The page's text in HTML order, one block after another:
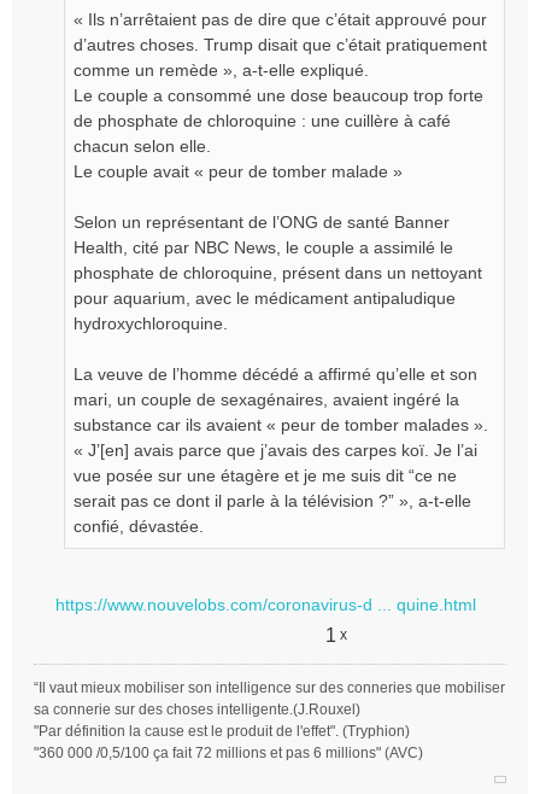
« Ils n’arrêtaient pas de dire que c’était approuvé pour
d’autres choses. Trump disait que c’était pratiquement
comme un remède », a-t-elle expliqué.
Le couple a consommé une dose beaucoup trop forte
de phosphate de chloroquine : une cuillère à café
chacun selon elle.
Le couple avait « peur de tomber malade »
Selon un représentant de l’ONG de santé Banner
Health, cité par NBC News, le couple a assimilé le
phosphate de chloroquine, présent dans un nettoyant
pour aquarium, avec le médicament antipaludique
hydroxychloroquine.
La veuve de l’homme décédé a affirmé qu’elle et son
mari, un couple de sexagénaires, avaient ingéré la
substance car ils avaient « peur de tomber malades ».
« J’[en] avais parce que j’avais des carpes koï. Je l’ai
vue posée sur une étagère et je me suis dit “ce ne
serait pas ce dont il parle à la télévision ?” », a-t-elle
confié, dévastée.
https://www.nouvelobs.com/coronavirus-d ... quine.html
1 x
“Il vaut mieux mobiliser son intelligence sur des conneries que mobiliser
sa connerie sur des choses intelligente.(J.Rouxel)
"Par définition la cause est le produit de l'effet". (Tryphion)
"360 000 /0,5/100 ça fait 72 millions et pas 6 millions" (AVC)